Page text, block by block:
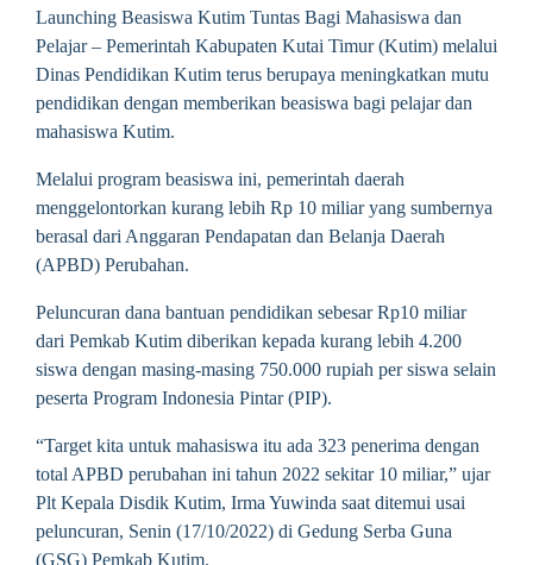
Launching Beasiswa Kutim Tuntas Bagi Mahasiswa dan
Pelajar – Pemerintah Kabupaten Kutai Timur (Kutim) melalui
Dinas Pendidikan Kutim terus berupaya meningkatkan mutu
pendidikan dengan memberikan beasiswa bagi pelajar dan
mahasiswa Kutim.
Melalui program beasiswa ini, pemerintah daerah
menggelontorkan kurang lebih Rp 10 miliar yang sumbernya
berasal dari Anggaran Pendapatan dan Belanja Daerah
(APBD) Perubahan.
Peluncuran dana bantuan pendidikan sebesar Rp10 miliar
dari Pemkab Kutim diberikan kepada kurang lebih 4.200
siswa dengan masing-masing 750.000 rupiah per siswa selain
peserta Program Indonesia Pintar (PIP).
“Target kita untuk mahasiswa itu ada 323 penerima dengan
total APBD perubahan ini tahun 2022 sekitar 10 miliar,” ujar
Plt Kepala Disdik Kutim, Irma Yuwinda saat ditemui usai
peluncuran, Senin (17/10/2022) di Gedung Serba Guna
(GSG) Pemkab Kutim.